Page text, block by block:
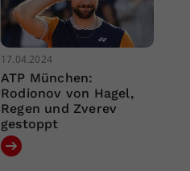
17.04.2024
ATP München:
Rodionov von Hagel,
Regen und Zverev
gestoppt